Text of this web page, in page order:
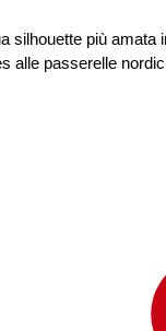
silhouette più
alle passerelle